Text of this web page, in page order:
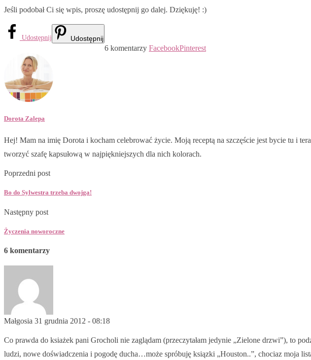
Jeśli podobał Ci się wpis, proszę udostępnij go dalej. Dziękuję! :)
Udostępnij Udostępnij
6 komentarzy FacebookPinterest
Dorota Zalepa
Hej! Mam na imię Dorota i kocham celebrować życie. Moją receptą na szczęście jest bycie tu i
tworzyć szafę kapsułową w najpiękniejszych dla nich kolorach.
Poprzedni post
Bo do Sylwestra trzeba dwojga!
Następny post
Życzenia noworoczne
6 komentarzy
Małgosia 31 grudnia 2012 - 08:18
Co prawda do ksiażek pani Grocholi nie zaglądam (przeczytałam jedynie „Zielone drzwi”), to
ludzi, nowe doświadczenia i pogodę ducha…może spróbuję ksiązki „Houston..”, chociaz moja